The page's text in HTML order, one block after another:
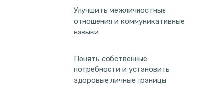
Улучшить межличностные
отношения и коммуникативные
навыки
Понять собственные
потребности и установить
здоровые личные границы